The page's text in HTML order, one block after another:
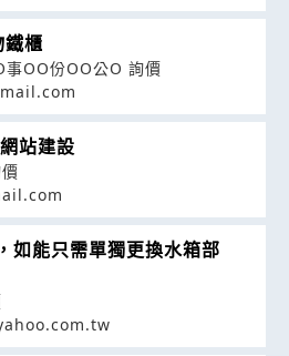
鐵櫃
事OO份OO公O 詢價
站建設
如能只需單獨更換水箱部